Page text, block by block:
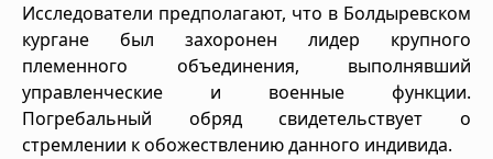
Исследователи предполагают, что в Болдыревском
кургане был захоронен лидер крупного
племенного объединения, выполнявший
управленческие и военные функции.
Погребальный обряд свидетельствует о
стремлении к обожествлению данного индивида.